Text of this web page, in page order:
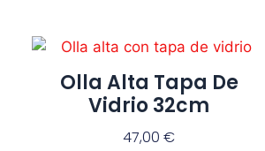
Olla Alta Tapa De
Vidrio 32cm
47,00€